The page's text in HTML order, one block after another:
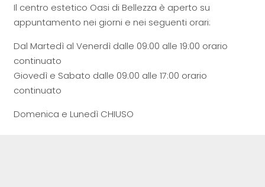
Il centro estetico Oasi di Bellezza è aperto su
appuntamento nei giorni e nei seguenti orari:
Dal Martedì al Venerdì dalle 09:00 alle 19:00 orario
continuato
Giovedì e Sabato dalle 09:00 alle 17:00 orario
continuato
Domenica e Lunedì CHIUSO